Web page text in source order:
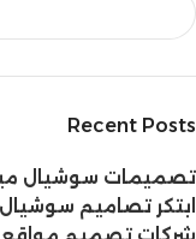
Recent Posts
تصميمات سوشيال
ابتكر تصاميم سوشيال